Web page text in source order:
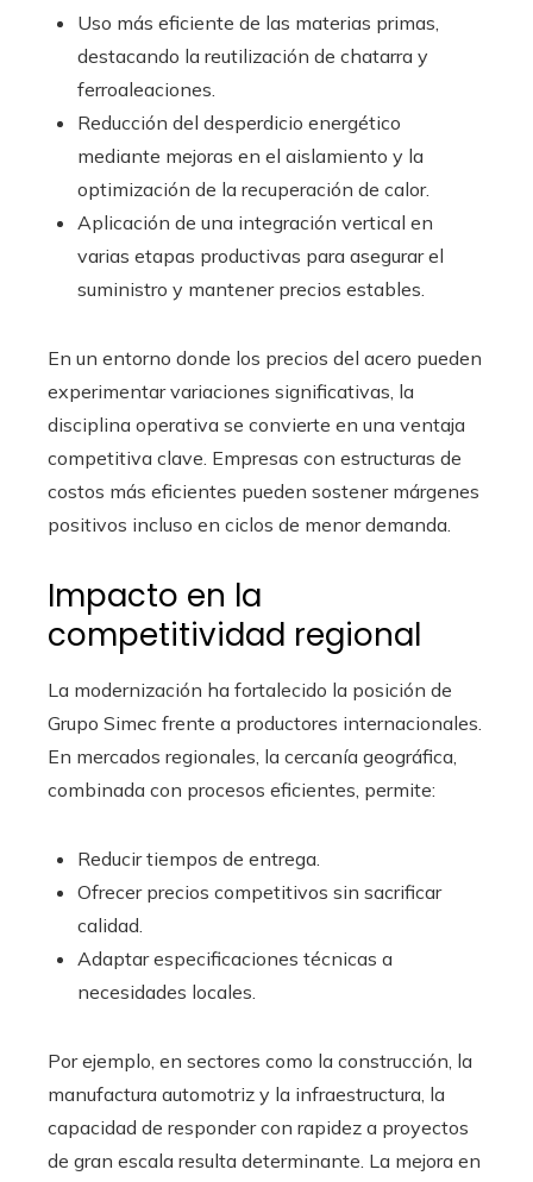
Uso más eficiente de las materias primas,
destacando la reutilización de chatarra y
ferroaleaciones.
Reducción del desperdicio energético
mediante mejoras en el aislamiento y la
optimización de la recuperación de calor.
Aplicación de una integración vertical en
varias etapas productivas para asegurar el
suministro y mantener precios estables.
En un entorno donde los precios del acero pueden
experimentar variaciones significativas, la
disciplina operativa se convierte en una ventaja
competitiva clave. Empresas con estructuras de
costos más eficientes pueden sostener márgenes
positivos incluso en ciclos de menor demanda.
Impacto en la
competitividad regional
La modernización ha fortalecido la posición de
Grupo Simec frente a productores internacionales.
En mercados regionales, la cercanía geográfica,
combinada con procesos eficientes, permite:
Reducir tiempos de entrega.
Ofrecer precios competitivos sin sacrificar
calidad.
Adaptar especificaciones técnicas a
necesidades locales.
Por ejemplo, en sectores como la construcción, la
manufactura automotriz y la infraestructura, la
capacidad de responder con rapidez a proyectos
de gran escala resulta determinante. La mejora en